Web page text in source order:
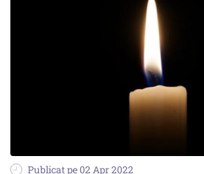
Publicat pe 02 Apr 2022